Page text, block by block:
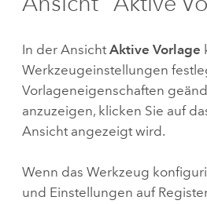
In der AnsichtAktive Vorlage
Werkzeugeinstellungen
Vorlageneigenschaften
anzuzeigen, klicken Sie auf
Ansicht angezeigt wird.
Wenn das Werkzeug
und Einstellungen auf